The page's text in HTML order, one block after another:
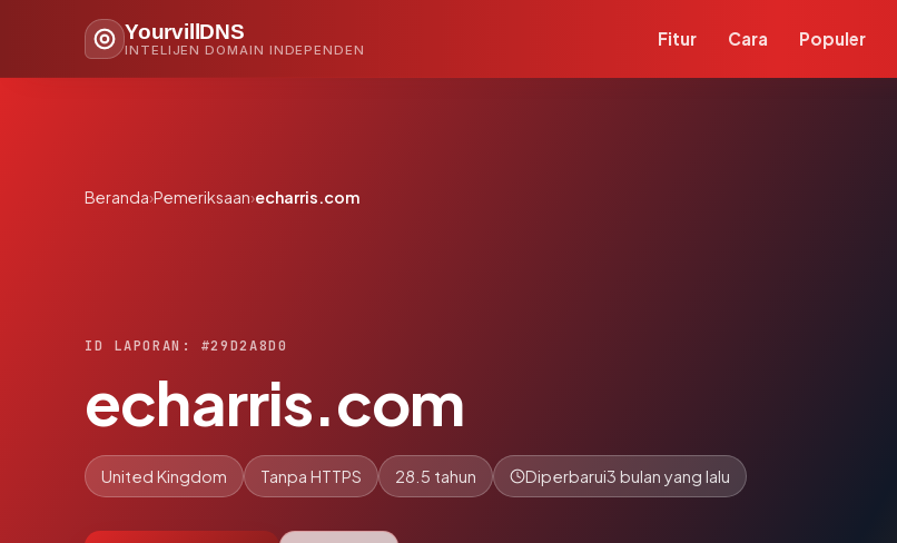
YourvillDNS
INTELIJEN DOMAIN INDEPENDEN
Fitur Cara Populer
Beranda›Pemeriksaan›echarris.com
ID LAPORAN: #29D2A8D0
echarris.com
United Kingdom Tanpa HTTPS 28.5 tahun Diperbarui3 bulan yang lalu